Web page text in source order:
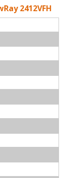
2412VFH